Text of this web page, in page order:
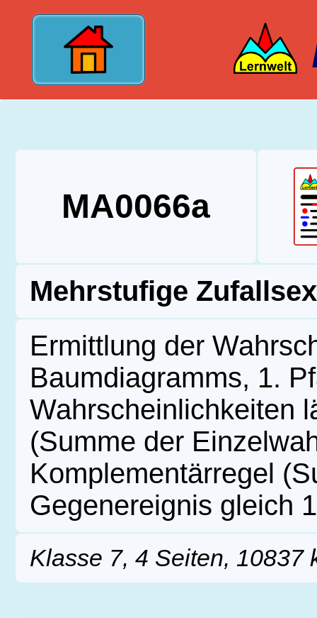
MA0066a
Mehrstufige
Ermittlung der
Baumdiagramms, 1.
Wahrscheinlichkeiten
(Summe der
Komplementärregel
Gegenereignis gleich
Klasse 7, 4 Seiten, 10837